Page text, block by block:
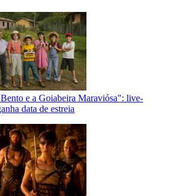
e a Goiabeira Maraviósa": live-
data de estreia